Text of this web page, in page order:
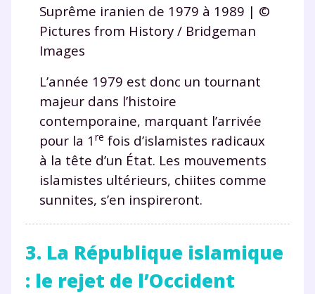
Suprême iranien de 1979 à 1989 | ©
Pictures from History / Bridgeman
Images
L’année 1979 est donc un tournant
majeur dans l’histoire
contemporaine, marquant l’arrivée
pour la 1 re fois d’islamistes radicaux
à la tête d’un État. Les mouvements
islamistes ultérieurs, chiites comme
sunnites, s’en inspireront.
3. La République islamique
: le rejet de l’Occident
savoir plus sur la gestion de vos données personnelles et
pour exercer vos droits, vous pouvez consulter
charte.
communications de la part de
myMaxicours.
Votre adresse e-mail sera exclusivement utilisée pour
vous envoyer notre newsletter. Vous pourrez vous
désinscrire à tout moment, à travers le lien de
désinscription présent dans chaque newsletter. Pour
en savoir plus sur la gestion de vos données
personnelles et pour exercer vos droits, vous pouvez
consulternotre charte.